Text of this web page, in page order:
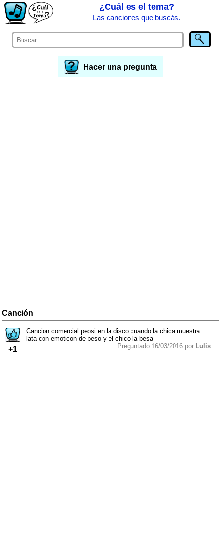
¿Cuál es el tema?
Las canciones que buscás.
Hacer una pregunta
Canción
+1
Cancion comercial pepsi en la disco cuando la chica muestra
lata con emoticon de beso y el chico la besa
Preguntado 16/03/2016 por Lulis